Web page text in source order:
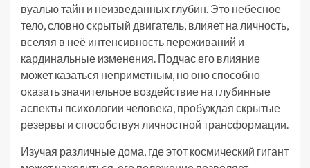
вуалью тайн и неизведанных глубин. Это небесное
тело, словно скрытый двигатель, влияет на личность,
вселяя в неё интенсивность переживаний и
кардинальные изменения. Подчас его влияние
может казаться неприметным, но оно способно
оказать значительное воздействие на глубинные
аспекты психологии человека, пробуждая скрытые
резервы и способствуя личностной трансформации.
Изучая различные дома, где этот космический гигант